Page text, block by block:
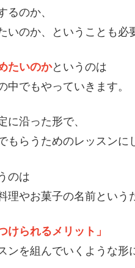
るのか、
いのか、ということも必
たいのかというのは
中でもやっていきます。
に沿った形で、
もらうためのレッスンに
のは
理やお菓子の名前という
けられるメリット」
ンを組んでいくような形